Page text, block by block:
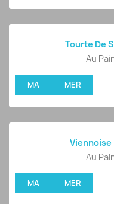
Tourte De
Au
MA MER
Viennoise
Au
MA MER